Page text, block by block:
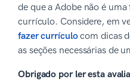
de que a Adobe não é
currículo. Considere, em
fazer currículocom dicas
as seções necessárias de
Obrigado por ler esta